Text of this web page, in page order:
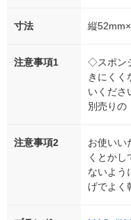
寸法 縦
注意事項1
◇スポン
きにくく
いくだ
別売りの
注意事項2
お使いい
くとかし
ないよう
げでよく